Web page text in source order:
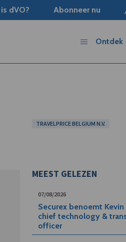
dVO? Abonneer nu
Ontdek
TRAVELPRICE BELGIUM N.V.
MEEST GELEZEN
07/08/2026
Securex benoemt
chief technology &
officer